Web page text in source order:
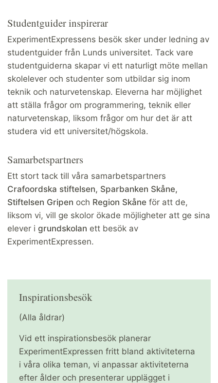
Studentguider inspirerar
ExperimentExpressens besök sker under ledning av
studentguider från Lunds universitet. Tack vare
studentguiderna skapar vi ett naturligt möte mellan
skolelever och studenter som utbildar sig inom
teknik och naturvetenskap. Eleverna har möjlighet
att ställa frågor om programmering, teknik eller
naturvetenskap, liksom frågor om hur det är att
studera vid ett universitet/högskola.
Samarbetspartners
Ett stort tack till våra samarbetspartners
Crafoordska stiftelsen, Sparbanken Skåne,
Stiftelsen Gripen och Region Skåne för att de,
liksom vi, vill ge skolor ökade möjligheter att ge sina
elever i grundskolan ett besök av
ExperimentExpressen.
Inspirationsbesök
(Alla åldrar)
Vid ett inspirationsbesök planerar
ExperimentExpressen fritt bland aktiviteterna
i våra olika teman, vi anpassar aktiviteterna
efter ålder och presenterar upplägget i